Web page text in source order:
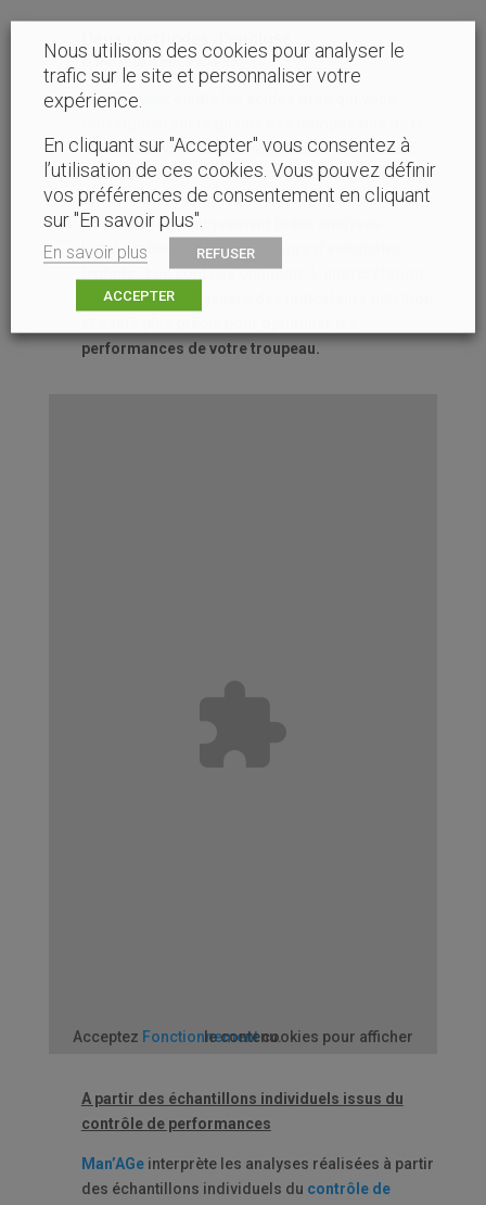
Deux méthodes d’analyse :
A partir du lait de tank
PROFIL’tank
ration, leur valorisation mais aussi sur le statut
métabolique de vos animaux. Dans certaines
situations, les diagnostics nutritionnels à partir
du lait de tank uniquement
individuelles) ou les indicateurs d’automates
(robots…) ne sont pas optimum.
des acides gras génère des indicateurs nutrition
performances de votre troupeau.
Acceptez Fonctionnement
cookies pour afficher le contenu.
A partir des échantillons individuels issus du
contrôle de performances
Man’AGe interprète les analyses réalisées à partir
des échantillons individuels du contrôle de
Nous utilisons des cookies pour analyser le
trafic sur le site et personnaliser votre
expérience.
En cliquant sur "Accepter" vous consentez à
l’utilisation de ces cookies. Vous pouvez définir
vos préférences de consentement en cliquant
sur "En savoir plus".
En savoir plus REFUSER
ACCEPTER